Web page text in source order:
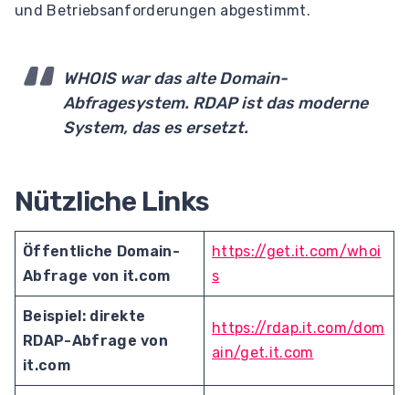
und Betriebsanforderungen abgestimmt.
WHOIS war das alte Domain-
Abfragesystem. RDAP ist das moderne
System, das es ersetzt.
Nützliche Links
Öffentliche Domain-
Abfrage von it.com
https://get.it.com/whoi
s
Beispiel: direkte
RDAP-Abfrage von
it.com
https://rdap.it.com/dom
ain/get.it.com